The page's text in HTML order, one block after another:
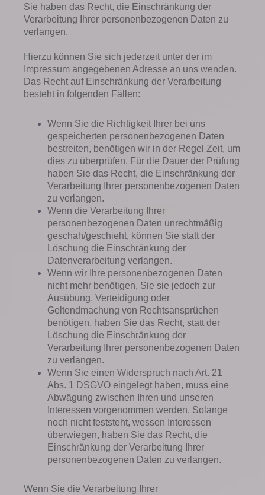
Sie haben das Recht, die Einschränkung der
Verarbeitung Ihrer personenbezogenen Daten zu
verlangen.
Hierzu können Sie sich jederzeit unter der im
Impressum angegebenen Adresse an uns wenden.
Das Recht auf Einschränkung der Verarbeitung
besteht in folgenden Fällen:
Wenn Sie die Richtigkeit Ihrer bei uns
gespeicherten personenbezogenen Daten
bestreiten, benötigen wir in der Regel Zeit, um
dies zu überprüfen. Für die Dauer der Prüfung
haben Sie das Recht, die Einschränkung der
Verarbeitung Ihrer personenbezogenen Daten
zu verlangen.
Wenn die Verarbeitung Ihrer
personenbezogenen Daten unrechtmäßig
geschah/geschieht, können Sie statt der
Löschung die Einschränkung der
Datenverarbeitung verlangen.
Wenn wir Ihre personenbezogenen Daten
nicht mehr benötigen, Sie sie jedoch zur
Ausübung, Verteidigung oder
Geltendmachung von Rechtsansprüchen
benötigen, haben Sie das Recht, statt der
Löschung die Einschränkung der
Verarbeitung Ihrer personenbezogenen Daten
zu verlangen.
Wenn Sie einen Widerspruch nach Art. 21
Abs. 1 DSGVO eingelegt haben, muss eine
Abwägung zwischen Ihren und unseren
Interessen vorgenommen werden. Solange
noch nicht feststeht, wessen Interessen
überwiegen, haben Sie das Recht, die
Einschränkung der Verarbeitung Ihrer
personenbezogenen Daten zu verlangen.
Wenn Sie die Verarbeitung Ihrer